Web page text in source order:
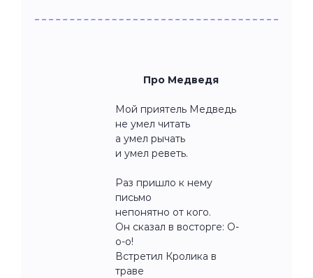
Про Медведя
Мой приятель Медведь
не умел читать
а умел рычать
и умел реветь.
Раз пришло к нему
письмо
непонятно от кого.
Он сказал в восторге: О-
о-о!
Встретил Кролика в
траве